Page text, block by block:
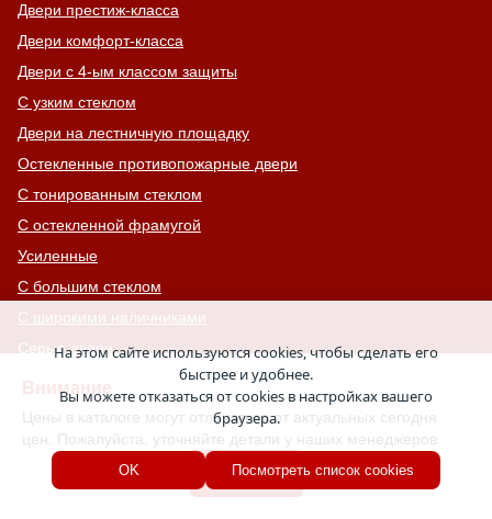
Внимание
Цены в каталоге могут отличаться от актуальных сегодня
цен. Пожалуйста, уточняйте детали у наших менеджеров.
Хорошо
Двери престиж-класса
Двери комфорт-класса
Двери с 4-ым классом защиты
С узким стеклом
Двери на лестничную площадку
Остекленные противопожарные двери
С тонированным стеклом
С остекленной фрамугой
Усиленные
С большим стеклом
С широкими наличниками
Серые двери
С увеличенной и толстой коробкой
Двери с выдавленным рисунком
Двери с витражным остеклением
Двери с английской решеткой
Глухие противопожарные двери
На этом сайте используются cookies, чтобы сделать его
быстрее и удобнее.
Вы можете отказаться от cookies в настройках вашего
браузера.
OK Посмотреть список cookies